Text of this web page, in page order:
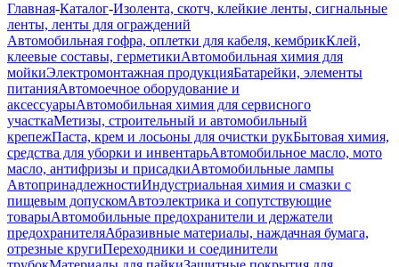
Главная-Каталог-Изолента, скотч, клейкие ленты, сигнальные
ленты, ленты для ограждений
Автомобильная гофра, оплетки для кабеля, кембрикКлей,
клеевые составы, герметикиАвтомобильная химия для
мойкиЭлектромонтажная продукцияБатарейки, элементы
питанияАвтомоечное оборудование и
аксессуарыАвтомобильная химия для сервисного
участкаМетизы, строительный и автомобильный
крепежПаста, крем и лосьоны для очистки рукБытовая химия,
средства для уборки и инвентарьАвтомобильное масло, мото
масло, антифризы и присадкиАвтомобильные лампы
АвтопринадлежностиИндустриальная химия и смазки с
пищевым допускомАвтоэлектрика и сопутствующие
товарыАвтомобильные предохранители и держатели
предохранителяАбразивные материалы, наждачная бумага,
отрезные кругиПереходники и соединители